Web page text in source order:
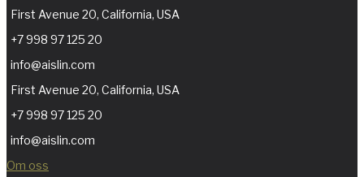
First Avenue 20, California, USA
+7 998 97 125 20
info@aislin.com
First Avenue 20, California, USA
+7 998 97 125 20
info@aislin.com
Om oss